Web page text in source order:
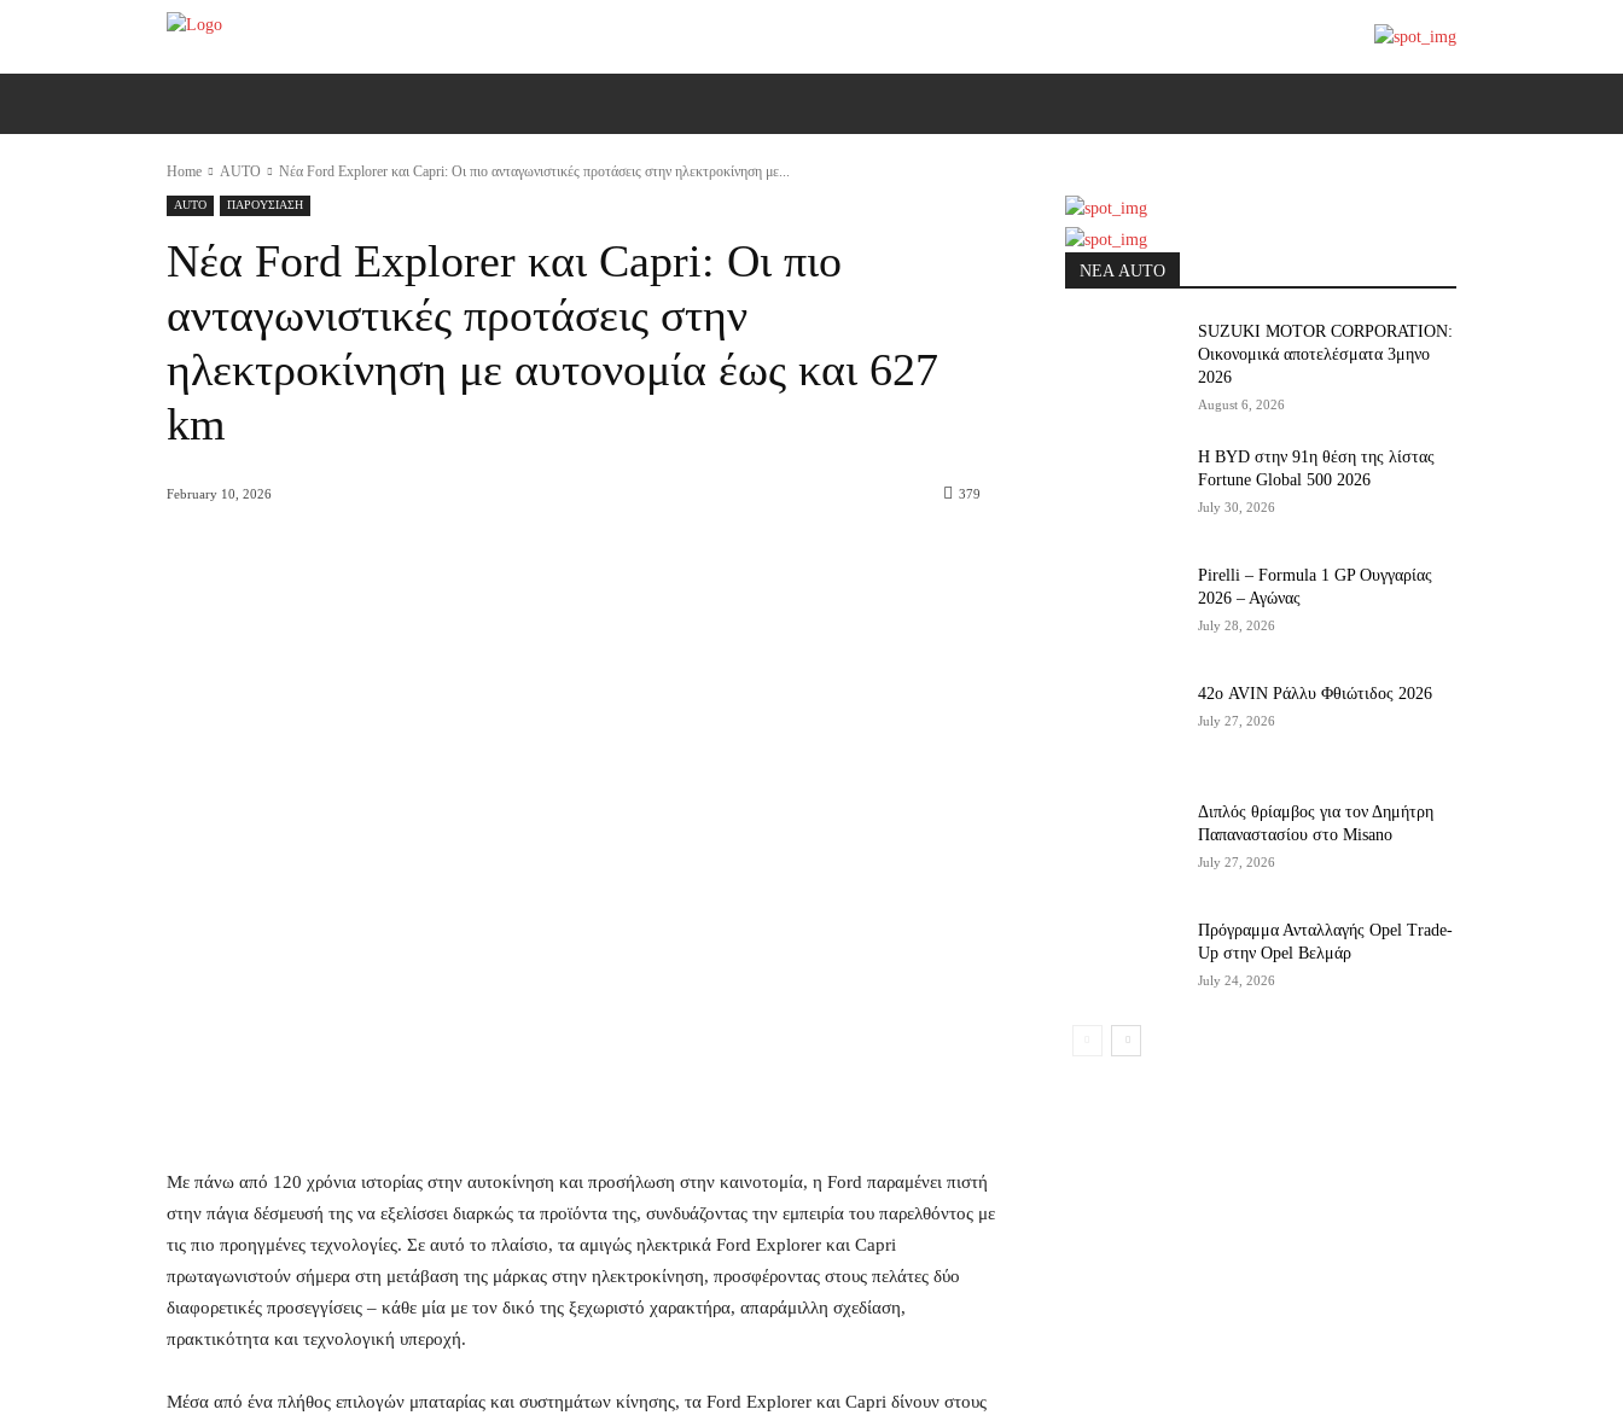
Home AUTO Νέα Ford Explorer και Capri: Οι πιο ανταγωνιστικές προτάσεις στην ηλεκτροκίνηση με...
AUTO ΠΑΡΟΥΣΙΑΣΗ
Νέα Ford Explorer και Capri: Οι πιο
ανταγωνιστικές προτάσεις στην
ηλεκτροκίνηση με αυτονομία έως και 627
km
February 10, 2026 379
Με πάνω από 120 χρόνια ιστορίας στην αυτοκίνηση και προσήλωση στην καινοτομία, η Ford παραμένει πιστή
στην πάγια δέσμευσή της να εξελίσσει διαρκώς τα προϊόντα της, συνδυάζοντας την εμπειρία του παρελθόντος με
τις πιο προηγμένες τεχνολογίες. Σε αυτό το πλαίσιο, τα αμιγώς ηλεκτρικά Ford Explorer και Capri
πρωταγωνιστούν σήμερα στη μετάβαση της μάρκας στην ηλεκτροκίνηση, προσφέροντας στους πελάτες δύο
διαφορετικές προσεγγίσεις – κάθε μία με τον δικό της ξεχωριστό χαρακτήρα, απαράμιλλη σχεδίαση,
πρακτικότητα και τεχνολογική υπεροχή.
Μέσα από ένα πλήθος επιλογών μπαταρίας και συστημάτων κίνησης, τα Ford Explorer και Capri δίνουν στους
ΝΕΑ AUTO
SUZUKI MOTOR CORPORATION:
Οικονομικά αποτελέσματα 3μηνο
2026
August 6, 2026
Η BYD στην 91η θέση της λίστας
Fortune Global 500 2026
July 30, 2026
Pirelli – Formula 1 GP Ουγγαρίας
2026 – Αγώνας
July 28, 2026
42ο AVIN Ράλλυ Φθιώτιδος 2026
July 27, 2026
Διπλός θρίαμβος για τον Δημήτρη
Παπαναστασίου στο Misano
July 27, 2026
Πρόγραμμα Ανταλλαγής Opel Trade-
Up στην Opel Βελμάρ
July 24, 2026